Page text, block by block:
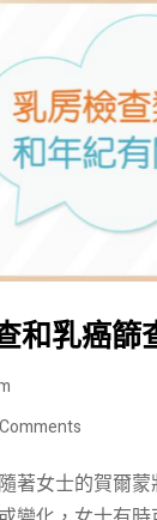
和乳癌篩
著女士的賀爾